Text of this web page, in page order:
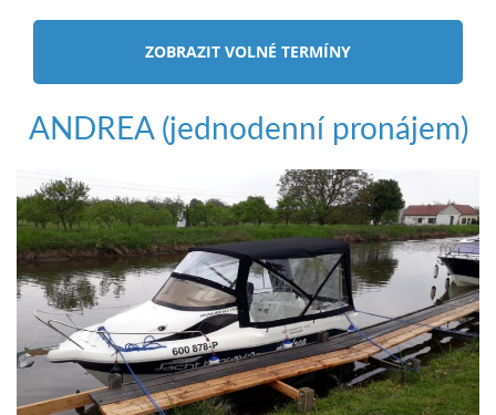
ZOBRAZIT VOLNÉ TERMÍNY
ANDREA (jednodenní pronájem)